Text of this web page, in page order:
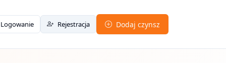
Logowanie Rejestracja Dodaj czynsz